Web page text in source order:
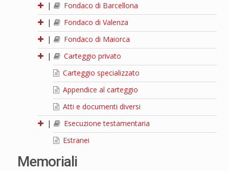
|
Fondaco di Barcellona
|
Fondaco di Valenza
|
Fondaco di Maiorca
|
Carteggio privato
Carteggio specializzato
Appendice al carteggio
Atti e documenti diversi
|
Esecuzione testamentaria
Estranei
Memoriali